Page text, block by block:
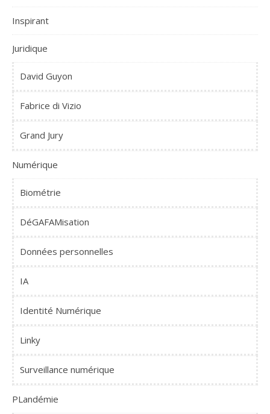
Inspirant
Juridique
David Guyon
Fabrice di Vizio
Grand Jury
Numérique
Biométrie
DéGAFAMisation
Données personnelles
IA
Identité Numérique
Linky
Surveillance numérique
PLandémie